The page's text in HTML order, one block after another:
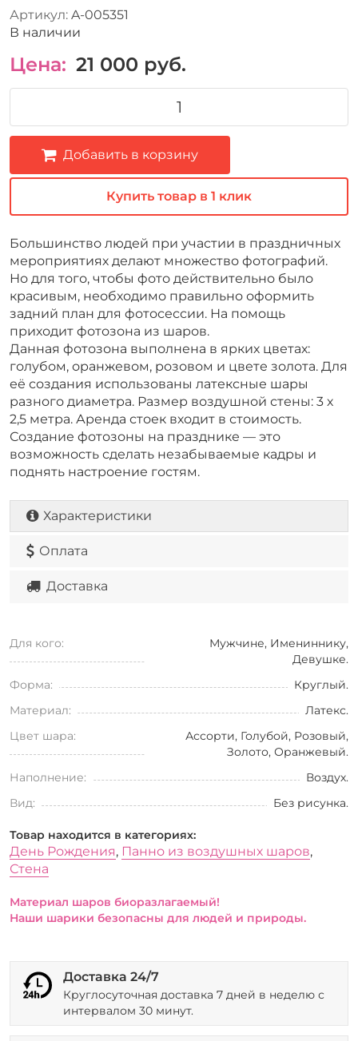
Артикул: A-005351
В наличии
Цена: 21 000 руб.
Добавить в корзину
Купить товар в 1 клик
Большинство людей при участии в праздничных
мероприятиях делают множество фотографий.
Но для того, чтобы фото действительно было
красивым, необходимо правильно оформить
задний план для фотосессии. На помощь
приходит фотозона из шаров.
Данная фотозона выполнена в ярких цветах:
голубом, оранжевом, розовом и цвете золота. Для
её создания использованы латексные шары
разного диаметра. Размер воздушной стены: 3 х
2,5 метра. Аренда стоек входит в стоимость.
Создание фотозоны на празднике — это
возможность сделать незабываемые кадры и
поднять настроение гостям.
Характеристики
Оплата
Доставка
Для кого:
Мужчине, Имениннику,
Девушке.
Форма:
Круглый.
Материал:
Латекс.
Цвет шара:
Ассорти, Голубой, Розовый,
Золото, Оранжевый.
Наполнение:
Воздух.
Вид:
Без рисунка.
Товар находится в категориях:
День Рождения, Панно из воздушных шаров,
Стена
Материал шаров биоразлагаемый!
Наши шарики безопасны для людей и природы.
Доставка 24/7
Круглосуточная доставка 7 дней в неделю с
интервалом 30 минут.